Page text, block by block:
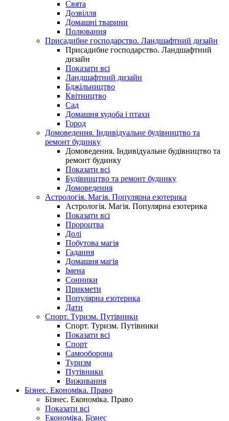
Свята
Дозвілля
Домашні тварини
Полювання
Присадибне господарство. Ландшафтний дизайн
Присадибне господарство. Ландшафтний
дизайн
Показати всі
Ландшафтний дизайн
Бджільництво
Квітництво
Сад
Домашня худоба і птахи
Город
Домоведення. Індивідуальне будівництво та
ремонт будинку
Домоведення. Індивідуальне будівництво та
ремонт будинку
Показати всі
Будівництво та ремонт будинку
Домоведення
Астрологія. Магія. Популярна езотерика
Астрологія. Магія. Популярна езотерика
Показати всі
Пророцтва
Долі
Побутова магія
Гадання
Домашня магія
Імена
Сонники
Прикмети
Популярна езотерика
Дати
Спорт. Туризм. Путівники
Спорт. Туризм. Путівники
Показати всі
Спорт
Самооборона
Туризм
Путівники
Виживання
Бізнес. Економіка. Право
Бізнес. Економіка. Право
Показати всі
Економіка. Бізнес